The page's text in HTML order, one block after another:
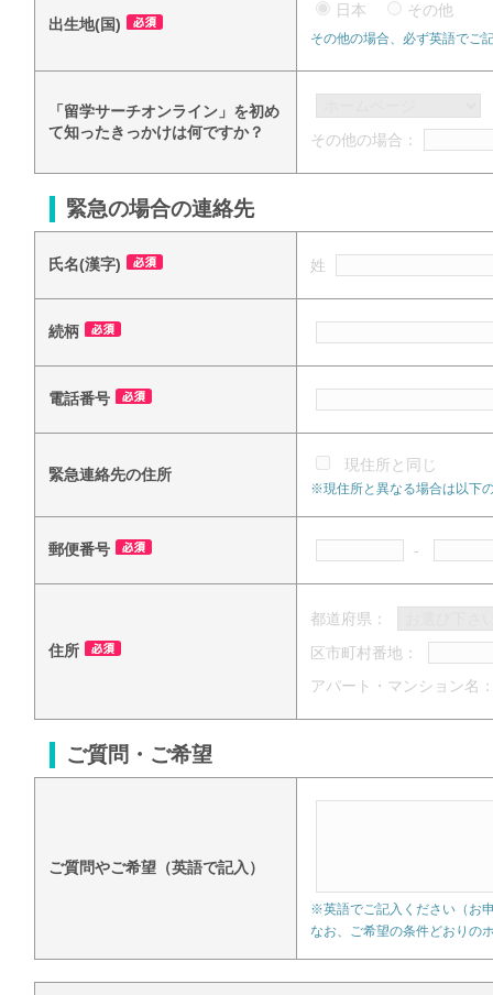
出生地(国)
日本 その他
その他の場合、必ず英語でご
「留学サーチオンライン」を初め
て知ったきっかけは何ですか？
その他の場合：
緊急の場合の連絡先
氏名(漢字) 姓
続柄
電話番号
緊急連絡先の住所
現住所と同じ
※現住所と異なる場合は以下
郵便番号 -
住所
都道府県：
区市町村番地：
アパート・マンション名
ご質問・ご希望
ご質問やご希望（英語で記入）
※英語でご記入ください（お
なお、ご希望の条件どおりの